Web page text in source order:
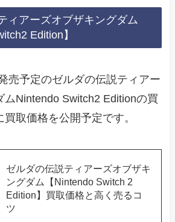
ィアーズオブザキングダム
Edition】
売予定のゼルダの伝説ティアー
ムNintendo Switch2 Editionの買
取価格を公開予定です。
ゼルダの伝説ティアーズオブザキ
ングダム【Nintendo Switch 2
Edition】買取価格と高く売るコ
ツ